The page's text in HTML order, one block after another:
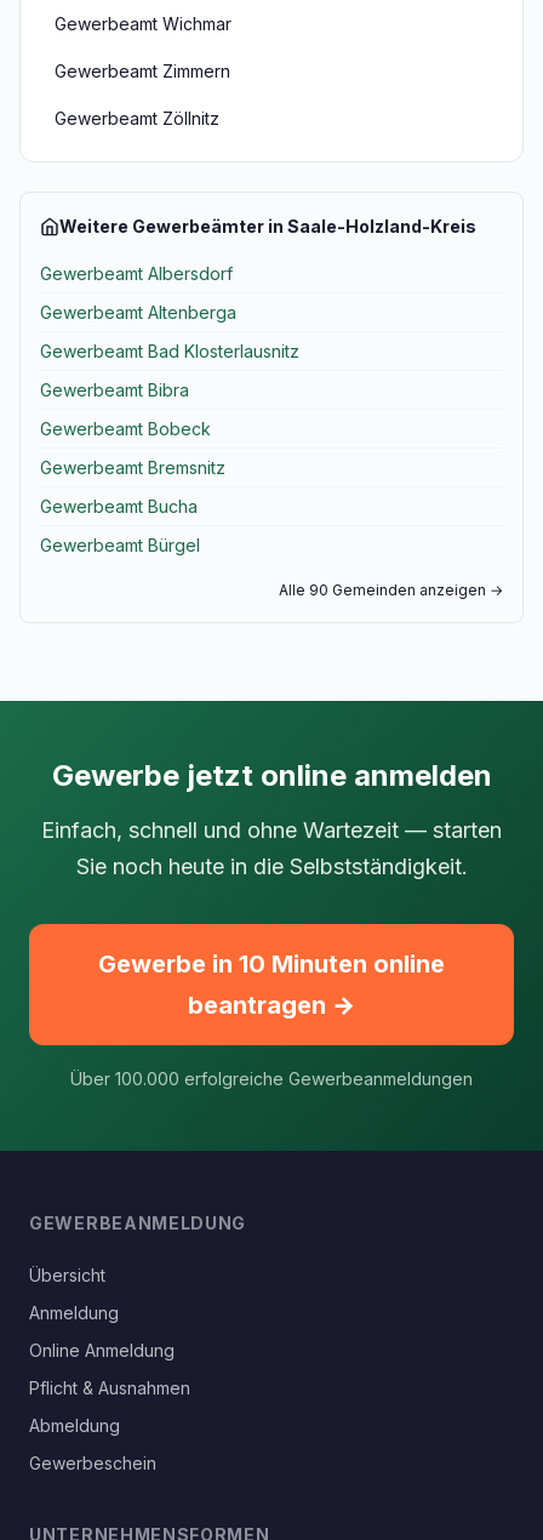
Gewerbeamt Wichmar
Gewerbeamt Zimmern
Gewerbeamt Zöllnitz
Weitere Gewerbeämter in Saale-Holzland-Kreis
Gewerbeamt Albersdorf
Gewerbeamt Altenberga
Gewerbeamt Bad Klosterlausnitz
Gewerbeamt Bibra
Gewerbeamt Bobeck
Gewerbeamt Bremsnitz
Gewerbeamt Bucha
Gewerbeamt Bürgel
Alle 90 Gemeinden anzeigen →
Gewerbe jetzt online anmelden
Einfach, schnell und ohne Wartezeit — starten
Sie noch heute in die Selbstständigkeit.
Gewerbe in 10 Minuten online
beantragen →
Über 100.000 erfolgreiche Gewerbeanmeldungen
GEWERBEANMELDUNG
Übersicht
Anmeldung
Online Anmeldung
Pflicht & Ausnahmen
Abmeldung
Gewerbeschein
UNTERNEHMENSFORMEN